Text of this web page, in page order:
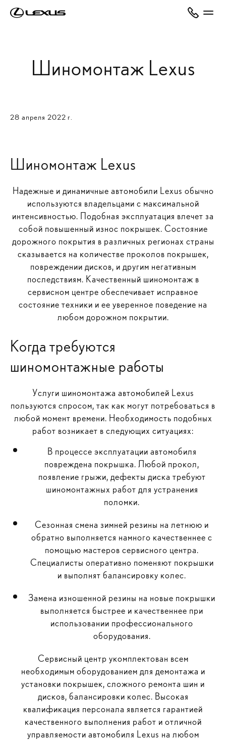
Шиномонтаж Lexus
28 апреля 2022 г.
Шиномонтаж Lexus
Надежные и динамичные автомобили Lexus обычно
используются владельцами с максимальной
интенсивностью. Подобная эксплуатация влечет за
собой повышенный износ покрышек. Состояние
дорожного покрытия в различных регионах страны
сказывается на количестве проколов покрышек,
повреждении дисков, и другим негативным
последствиям. Качественный шиномонтаж в
сервисном центре обеспечивает исправное
состояние техники и ее уверенное поведение на
любом дорожном покрытии.
Когда требуются
шиномонтажные работы
Услуги шиномонтажа автомобилей Lexus
пользуются спросом, так как могут потребоваться в
любой момент времени. Необходимость подобных
работ возникает в следующих ситуациях:
В процессе эксплуатации автомобиля
повреждена покрышка. Любой прокол,
появление грыжи, дефекты диска требуют
шиномонтажных работ для устранения
поломки.
Сезонная смена зимней резины на летнюю и
обратно выполняется намного качественнее с
помощью мастеров сервисного центра.
Специалисты оперативно поменяют покрышки
и выполнят балансировку колес.
Замена изношенной резины на новые покрышки
выполняется быстрее и качественнее при
использовании профессионального
оборудования.
Сервисный центр укомплектован всем
необходимым оборудованием для демонтажа и
установки покрышек, сложного ремонта шин и
дисков, балансировки колес. Высокая
квалификация персонала является гарантией
качественного выполнения работ и отличной
управляемости автомобиля Lexus на любом